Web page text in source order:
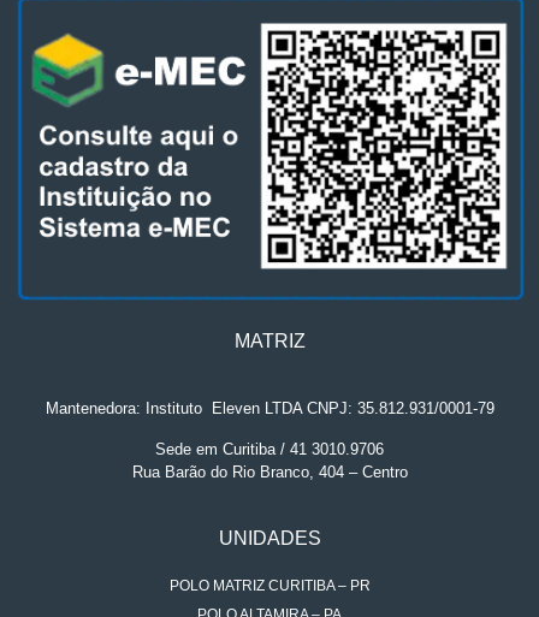
MATRIZ
Mantenedora: Instituto. Eleven LTDA CNPJ: 35.812.931/0001-79
Sede em Curitiba / 41 3010.9706
Rua Barão do Rio Branco, 404 – Centro
UNIDADES
POLO MATRIZ CURITIBA – PR